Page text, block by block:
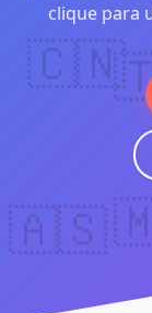
clique para
🇨🇳
🇦🇸